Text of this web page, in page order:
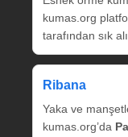
kumas.org
tarafından sık
Ribana
Yaka ve
kumas.org’da